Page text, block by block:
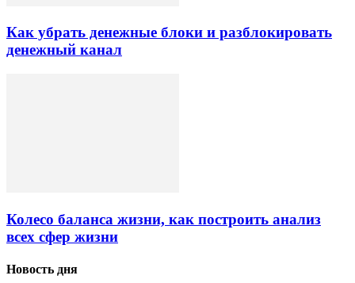
Как убрать денежные блоки и разблокировать
денежный канал
Колесо баланса жизни, как построить анализ
всех сфер жизни
Новость дня